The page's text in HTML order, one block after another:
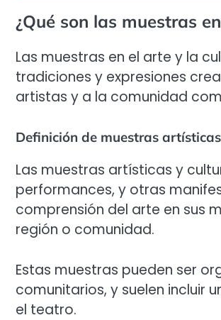
¿Qué son las muestras
Las muestras en el arte y la
tradiciones y expresiones
artistas y a la comunidad
Definición de muestras
Las muestras artísticas y
performances, y otras
comprensión del arte en sus
región o comunidad.
Estas muestras pueden ser
comunitarios, y suelen incluir
el teatro.